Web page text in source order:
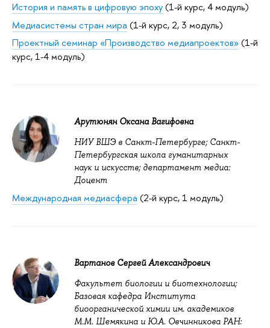
История и память в цифровую эпоху(1-й курс, 4 модуль)
Медиасистемы стран мира (1-й курс, 2, 3 модуль)
Проектный семинар «Производство медиапроектов»(1-й
курс, 1-4 модуль)
Арутюнян Оксана Вагифовна
НИУ ВШЭ в Санкт-Петербурге; Санкт-
Петербургская школа гуманитарных
наук и искусств; департамент медиа:
Доцент
Международная медиасфера (2-й курс, 1 модуль)
Вартанов Сергей Александрович
Факультет биологии и биотехнологии;
Базовая кафедра Института
биоорганической химии им. академиков
М.М. Шемякина и Ю.А. Овчинникова РАН: